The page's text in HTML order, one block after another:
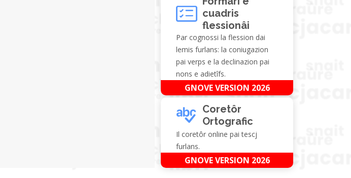
cuadris
flessionâi
Par cognossi la flession dai
lemis furlans: la coniugazion
pai verps e la declinazion pai
nons e adietîfs.
GNOVE VERSION 2026
Coretôr
Ortografic
Il coretôr online pai tescj
furlans.
GNOVE VERSION 2026